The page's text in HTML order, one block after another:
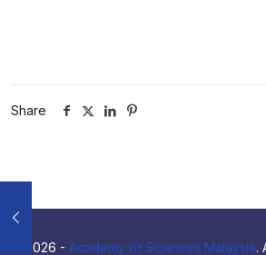
Share
© 2026 - Academy of Sciences Malaysia.